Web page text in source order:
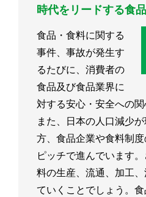
時代をリードする食
食品・食料に関する
事件、事故が発生す
るたびに、消費者の
食品及び食品業界に
対する安心・安全への関
また、日本の人口減少
方、食品企業や食料制
ピッチで進んでいます
料の生産、流通、加工
ていくことでしょう。